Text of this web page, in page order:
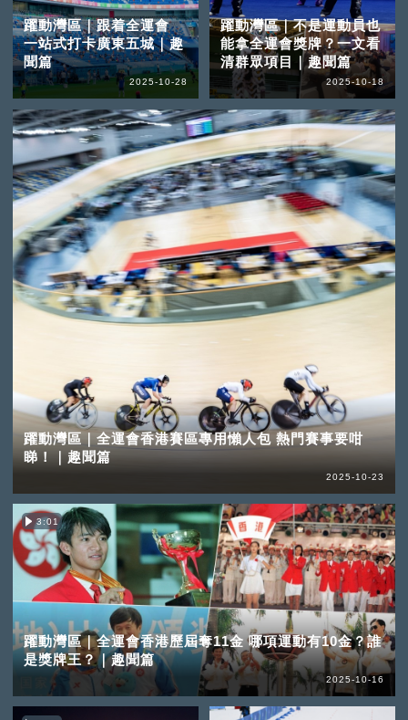
躍動灣區｜跟着全運會
一站式打卡廣東五城｜趣
聞篇
2025-10-28
躍動灣區｜全運會香港賽區專用懶人包 熱門賽事要咁
睇！｜趣聞篇
2025-10-23
躍動灣區｜不是運動員也
能拿全運會獎牌？一文看
清群眾項目｜趣聞篇
2025-10-18
3:01
躍動灣區｜全運會香港歷屆奪11金 哪項運動有10金？誰
是獎牌王？｜趣聞篇
2025-10-16